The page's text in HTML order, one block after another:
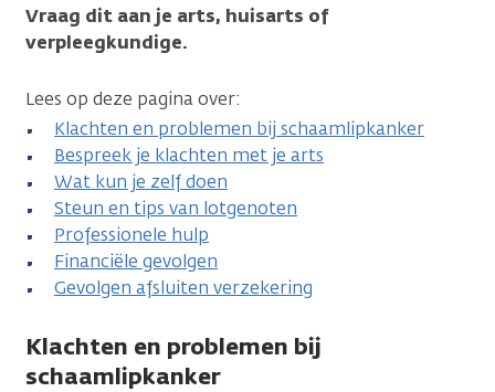
Vraag dit aan je arts, huisarts of
verpleegkundige.
Lees op deze pagina over:
Klachten en problemen bij schaamlipkanker
Bespreek je klachten met je arts
Wat kun je zelf doen
Steun en tips van lotgenoten
Professionele hulp
Financiële gevolgen
Gevolgen afsluiten verzekering
Klachten en problemen bij
schaamlipkanker